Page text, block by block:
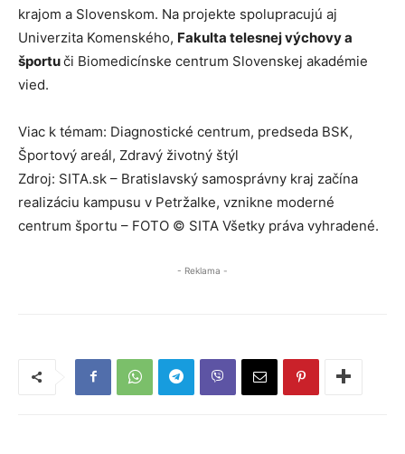
krajom a Slovenskom. Na projekte spolupracujú aj
Univerzita Komenského, Fakulta telesnej výchovy a
športuči Biomedicínske centrum Slovenskej akadémie
vied.
Viac k témam: Diagnostické centrum, predseda BSK,
Športový areál, Zdravý životný štýl
Zdroj: SITA.sk – Bratislavský samosprávny kraj začína
realizáciu kampusu v Petržalke, vznikne moderné
centrum športu – FOTO © SITA Všetky práva vyhradené.
- Reklama -